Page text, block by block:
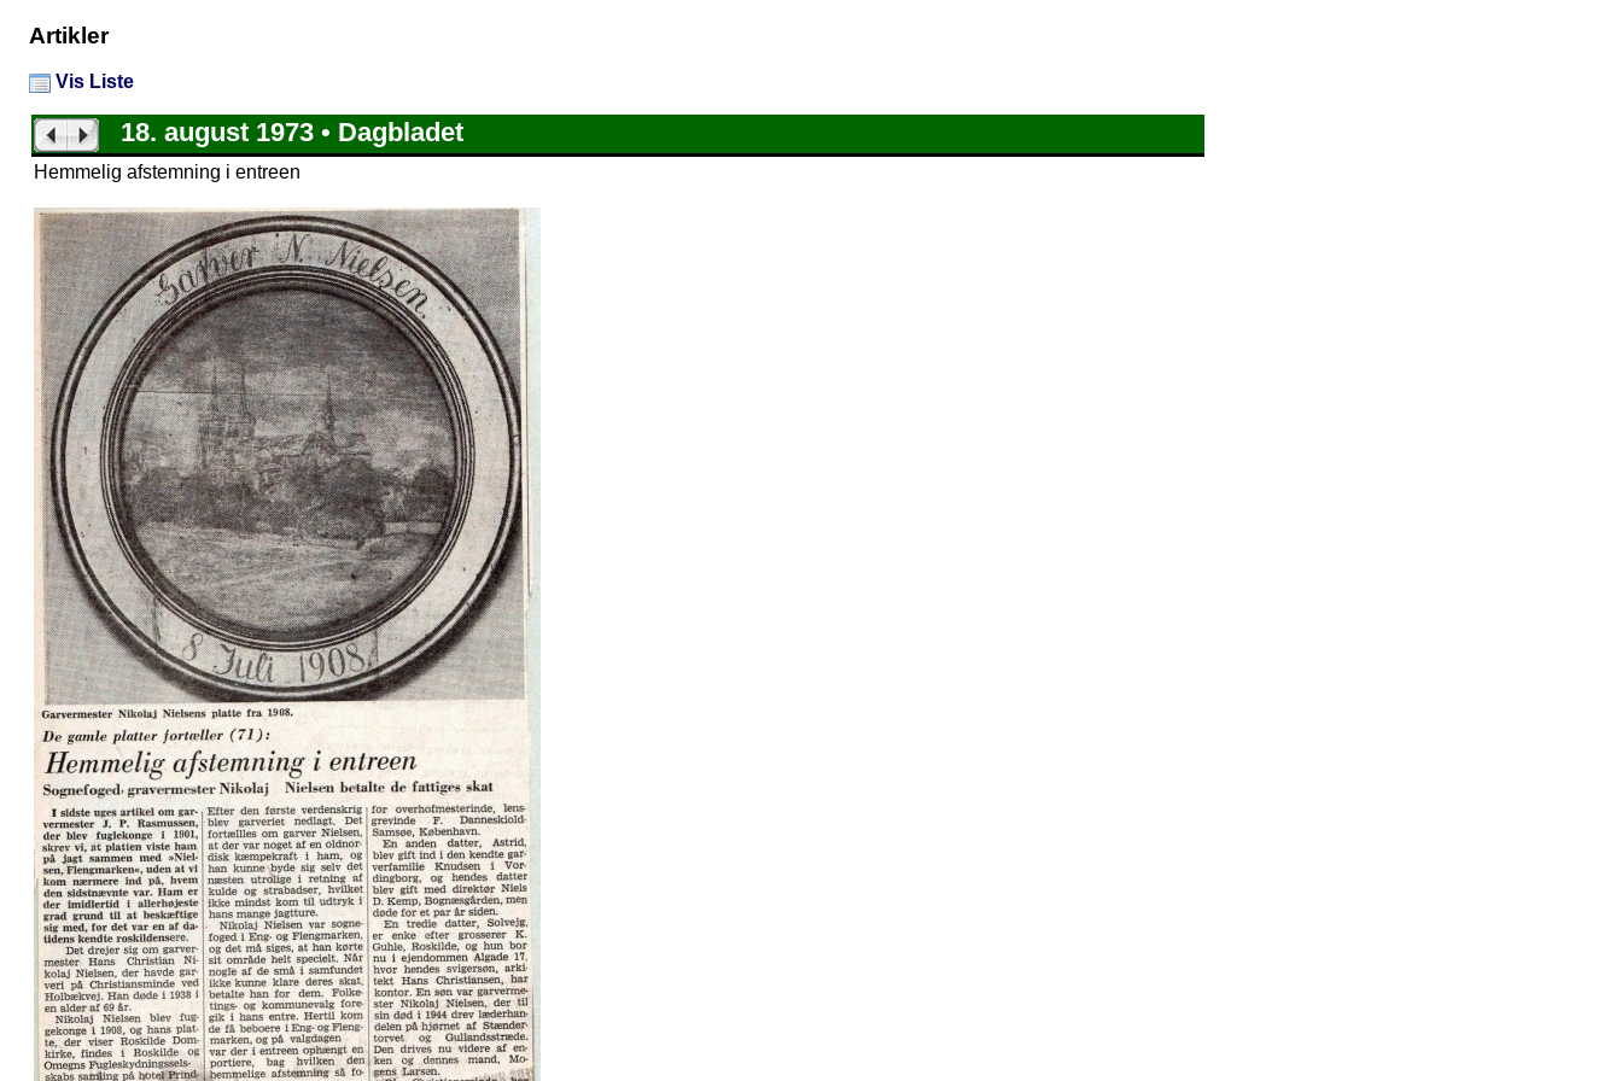
Artikler
Vis Liste
18. august 1973 • Dagbladet
Hemmelig afstemning i entreen